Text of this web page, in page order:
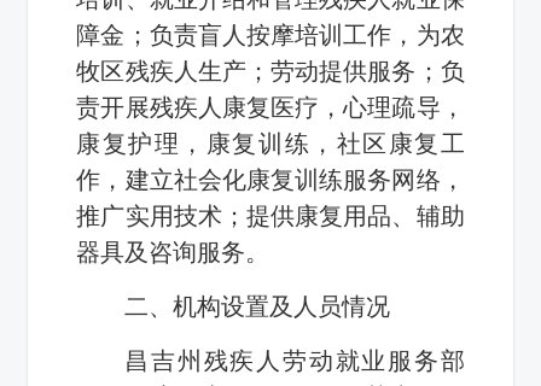
障金；负责盲人按摩培训工作，为农
牧区残疾人生产；劳动提供服务；负
责开展残疾人康复医疗，心理疏导，
康复护理，康复训练，社区康复工
作，建立社会化康复训练服务网络，
推广实用技术；提供康复用品、辅助
器具及咨询服务。
二、机构设置及 人员情况
昌吉州残疾人劳动就业服务部